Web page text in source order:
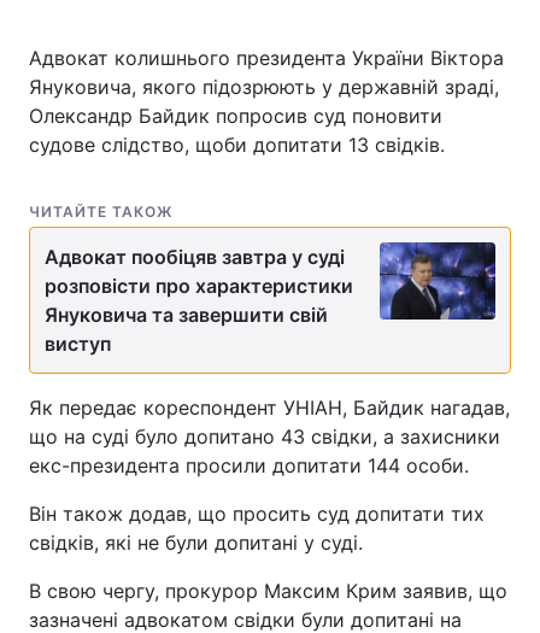
Адвокат колишнього президента України Віктора
Януковича, якого підозрюють у державній зраді,
Олександр Байдик попросив суд поновити
судове слідство, щоби допитати 13 свідків.
ЧИТАЙТЕ ТАКОЖ
Адвокат пообіцяв завтра у суді
розповісти про характеристики
Януковича та завершити свій
виступ
Як передає кореспондент УНІАН, Байдик нагадав,
що на суді було допитано 43 свідки, а захисники
екс-президента просили допитати 144 особи.
Він також додав, що просить суд допитати тих
свідків, які не були допитані у суді.
В свою чергу, прокурор Максим Крим заявив, що
зазначені адвокатом свідки були допитані на